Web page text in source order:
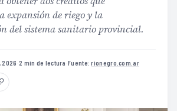
expansión de riego y la
del sistema sanitario provincial.
2026 ·2 min de lectura ·Fuente:rionegro.com.ar